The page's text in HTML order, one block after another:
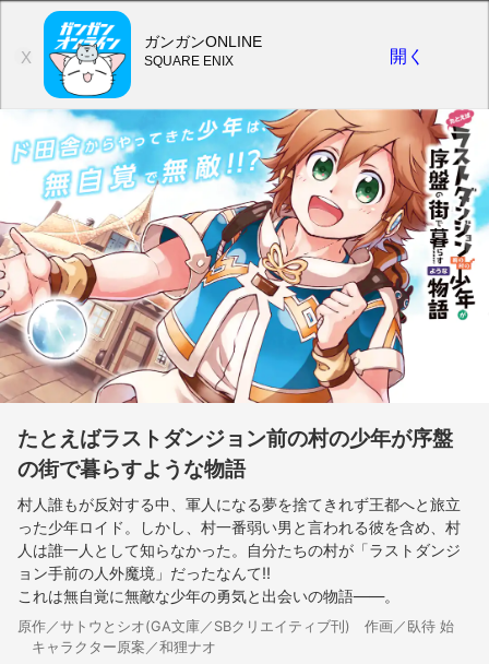
たとえばラストダンジョン前の村の少年が序盤
の街で暮らすような物語
村人誰もが反対する中、軍人になる夢を捨てきれず王都へと旅立
った少年ロイド。しかし、村一番弱い男と言われる彼を含め、村
人は誰一人として知らなかった。自分たちの村が「ラストダンジ
ョン手前の人外魔境」だったなんて!!
これは無自覚に無敵な少年の勇気と出会いの物語――。
原作／サトウとシオ(GA文庫／SBクリエイティブ刊) 作画／臥待 始
キャラクター原案／和狸ナオ
X
ガンガンONLINE
SQUARE ENIX 開く